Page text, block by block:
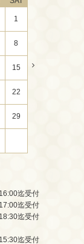
1
8
15
22
29
迄受付
迄受付
迄受付
迄受付